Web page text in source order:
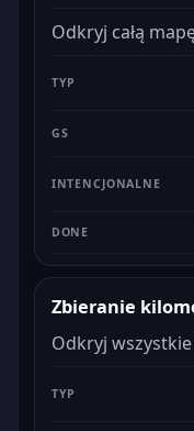
Odkryj całą
Zbieranie
Odkryj